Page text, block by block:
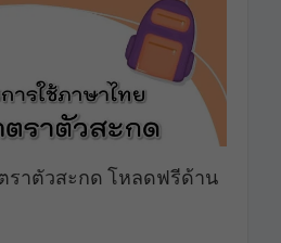
ราตัวสะกด โหลดฟรีด้าน